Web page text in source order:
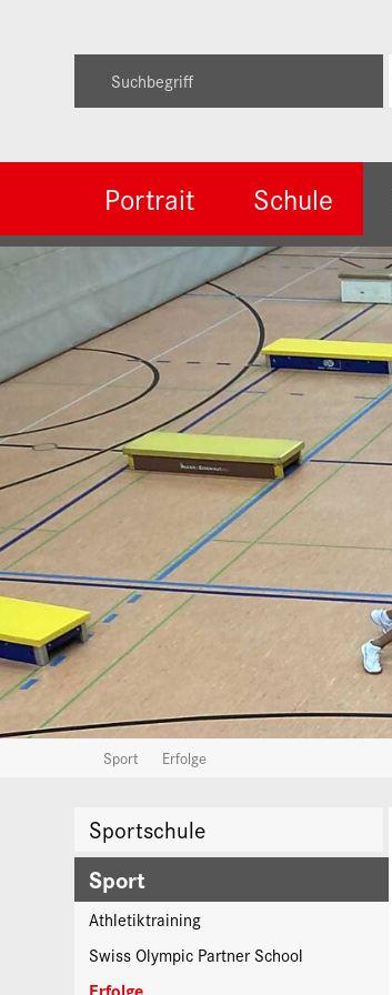
Portrait Schule
Sportschule
Sport Erfolge
Sportschule
Sport
Athletiktraining
Swiss Olympic Partner School
Erfolge